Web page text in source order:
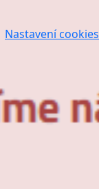
Nastavení cookies